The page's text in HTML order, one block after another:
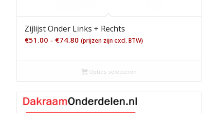
Zijlijst Onder Links + Rechts
€51.00 - €74.80Prijsklasse:
€74.80
(prijzen zijn excl. BTW)
Opties selecteren